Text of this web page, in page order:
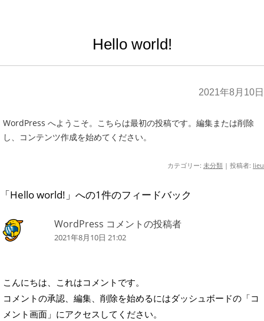
Hello world!
2021年8月10日
WordPress へようこそ。こちらは最初の投稿です。編集または削除
し、コンテンツ作成を始めてください。
カテゴリー: 未分類 | 投稿者: lieu
「Hello world! 」への1件のフィードバック
WordPress コメントの投稿者
2021年8月10日 21:02
こんにちは、これはコメントです。
コメントの承認、編集、削除を始めるにはダッシュボードの「コ
メント画面」にアクセスしてください。